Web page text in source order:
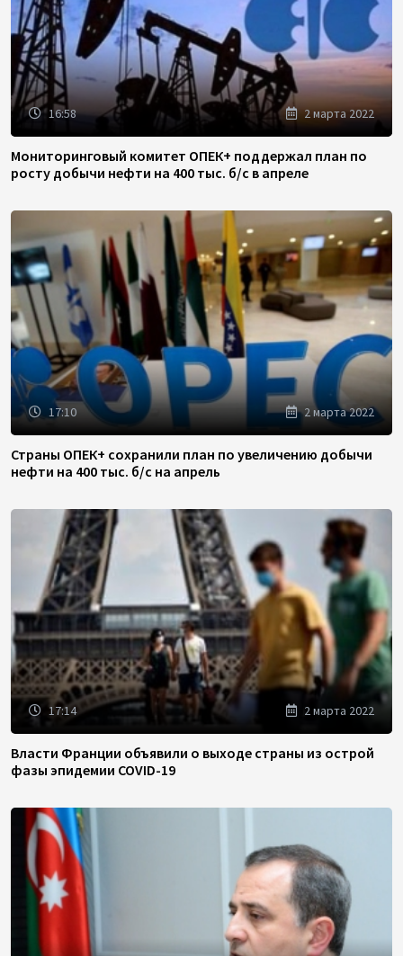
16:58 2 марта 2022
Мониторинговый комитет ОПЕК+ поддержал план по
росту добычи нефти на 400 тыс. б/с в апреле
17:10 2 марта 2022
Страны ОПЕК+ сохранили план по увеличению добычи
нефти на 400 тыс. б/с на апрель
17:14 2 марта 2022
Власти Франции объявили о выходе страны из острой
фазы эпидемии COVID-19